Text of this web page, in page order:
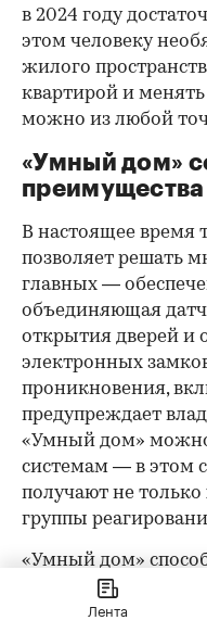
в 2024 году
этом человеку
жилого
квартирой и менять
можно из любой
«Умный дом»
преимущества
В настоящее время
позволяет решать
главных —
объединяющая
открытия дверей и
электронных
проникновения,
предупреждает
«Умный дом»
системам — в этом
получают не
группы
«Умный дом»
управлению
Лента